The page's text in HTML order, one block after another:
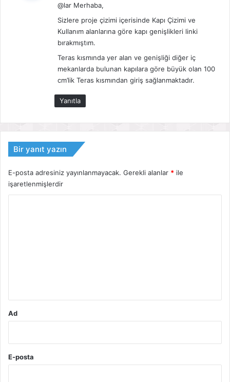
i
k
i
:
@lar Merhaba,
Sizlere proje çizimi içerisinde Kapı Çizimi ve
Kullanım alanlarına göre kapı genişlikleri linki
bırakmıştım.
Teras kısmında yer alan ve genişliği diğer iç
mekanlarda bulunan kapılara göre büyük olan 100
cm’lik Teras kısmından giriş sağlanmaktadır.
Yanıtla
Bir yanıt yazın
E-posta adresiniz yayınlanmayacak. Gerekli alanlar * ile
işaretlenmişlerdir
Ad
E-posta